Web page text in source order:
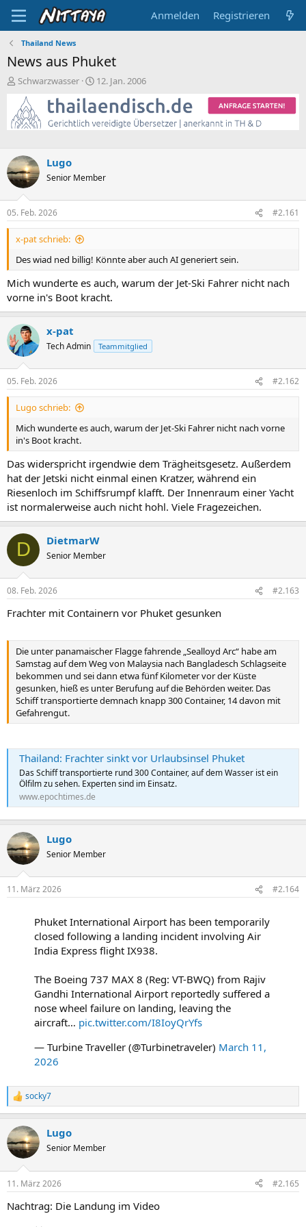
Anmelden Registrieren
Thailand News
News aus Phuket
E
s
t
e
l
e
r
Schwarzwasser
E
s
t
e
a
12. Jan. 2006
Lugo
Senior Member
05. Feb. 2026 #2.161
x-pat schrieb:
Des wiad ned billig! Könnte aber auch AI generiert sein.
Mich wunderte es auch, warum der Jet-Ski Fahrer nicht nach
vorne in's Boot kracht.
x-pat
Tech Admin Teammitglied
05. Feb. 2026 #2.162
Lugo schrieb:
Mich wunderte es auch, warum der Jet-Ski Fahrer nicht nach vorne
in's Boot kracht.
Das widerspricht irgendwie dem Trägheitsgesetz. Außerdem
hat der Jetski nicht einmal einen Kratzer, während ein
Riesenloch im Schiffsrumpf klafft. Der Innenraum einer Yacht
ist normalerweise auch nicht hohl. Viele Fragezeichen.
D DietmarW
Senior Member
08. Feb. 2026 #2.163
Frachter mit Containern vor Phuket gesunken
Die unter panamaischer Flagge fahrende „Sealloyd Arc“ habe am
Samstag auf dem Weg von Malaysia nach Bangladesch Schlagseite
bekommen und sei dann etwa fünf Kilometer vor der Küste
gesunken, hieß es unter Berufung auf die Behörden weiter. Das
Schiff transportierte demnach knapp 300 Container, 14 davon mit
Gefahrengut.
Thailand: Frachter sinkt vor Urlaubsinsel Phuket
Das Schiff transportierte rund 300 Container, auf dem Wasser ist ein
Ölfilm zu sehen. Experten sind im Einsatz.
www.epochtimes.de
Lugo
Senior Member
11. März 2026 #2.164
Phuket International Airport has been temporarily
closed following a landing incident involving Air
India Express flight IX938.
The Boeing 737 MAX 8 (Reg: VT-BWQ) from Rajiv
Gandhi International Airport reportedly suffered a
nose wheel failure on landing, leaving the
aircraft… pic.twitter.com/I8IoyQrYfs
— Turbine Traveller (@Turbinetraveler) March 11,
2026
R
e
k
t
i
e
:
socky7
Lugo
Senior Member
11. März 2026 #2.165
Nachtrag: Die Landung im Video